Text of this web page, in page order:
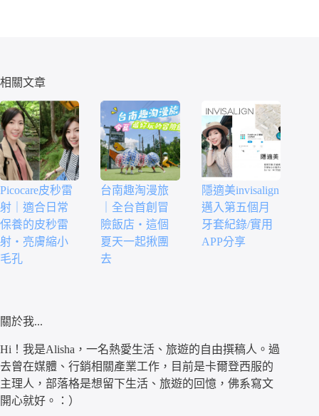
相關文章
Picocare皮秒雷
射｜適合日常
保養的皮秒雷
射・亮膚縮小
毛孔
台南趣淘漫旅
｜全台首創冒
險飯店・這個
夏天一起揪團
去
隱適美invisalign
邁入第五個月
牙套紀錄/實用
APP分享
關於我...
Hi！我是Alisha，一名熱愛生活、旅遊的自由撰稿人。過
去曾在媒體、行銷相關產業工作，目前是卡爾登西服的
主理人，部落格是想留下生活、旅遊的回憶，佛系寫文
開心就好。：）